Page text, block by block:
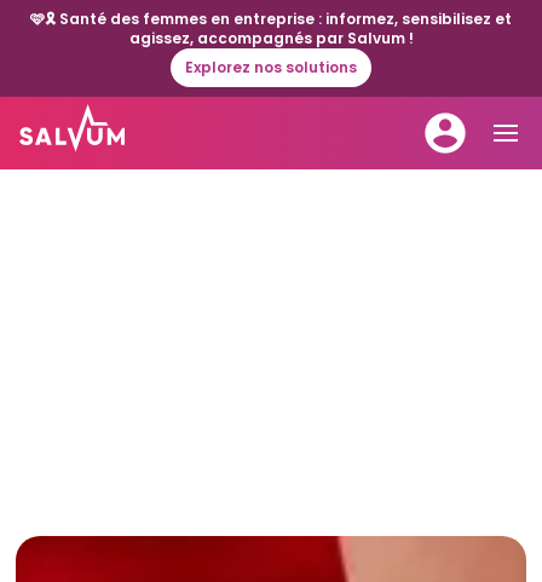
🩷🎗️ Santé des femmes en entreprise : informez, sensibilisez et
agissez, accompagnés par Salvum !
Explorez nos solutions